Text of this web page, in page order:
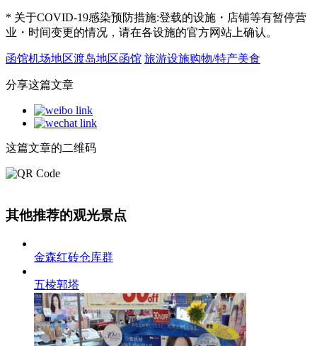
* 关于COVID-19感染预防措施:登载的设施・店铺等有暂停营
业・时间变更的情况，请在各设施的官方网站上确认。
函馆机场地区渡岛地区函馆 旅游设施购物/特产美食
分享这篇文章
这篇文章的二维码
其他推荐的观光景点
金森红砖仓库群
五棱郭塔